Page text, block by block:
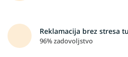
Reklamacija brez stresa
96% zadovoljstvo